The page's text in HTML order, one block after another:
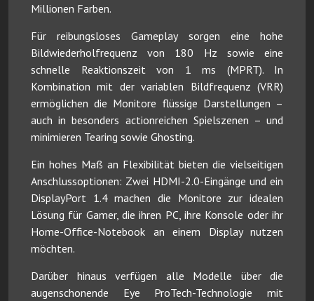
Millionen Farben.
Für reibungsloses Gameplay sorgen eine hohe
Bildwiederholfrequenz von 180 Hz sowie eine
schnelle Reaktionszeit von 1 ms (MPRT). In
Kombination mit der variablen Bildfrequenz (VRR)
ermöglichen die Monitore flüssige Darstellungen –
auch in besonders actionreichen Spielszenen – und
minimieren Tearing sowie Ghosting.
Ein hohes Maß an Flexibilität bieten die vielseitigen
Anschlussoptionen: Zwei HDMI-2.0-Eingänge und ein
DisplayPort 1.4 machen die Monitore zur idealen
Lösung für Gamer, die ihren PC, ihre Konsole oder ihr
Home-Office-Notebook an einem Display nutzen
möchten.
Darüber hinaus verfügen alle Modelle über die
augenschonende Eye ProTech-Technologie mit